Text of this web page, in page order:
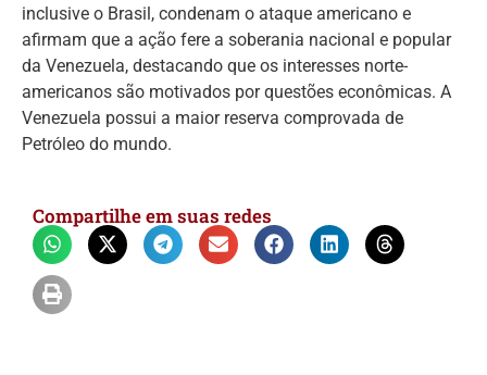
inclusive o Brasil, condenam o ataque americano e
afirmam que a ação fere a soberania nacional e popular
da Venezuela, destacando que os interesses norte-
americanos são motivados por questões econômicas. A
Venezuela possui a maior reserva comprovada de
Petróleo do mundo.
Compartilhe em suas redes